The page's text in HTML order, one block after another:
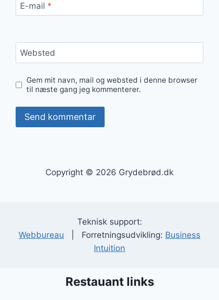
E-mail *
Websted
Gem mit navn, mail og websted i denne browser
til næste gang jeg kommenterer.
Copyright © 2026 Grydebrød.dk
Teknisk support:
Webbureau | Forretningsudvikling: Business
Intuition
Restauant links